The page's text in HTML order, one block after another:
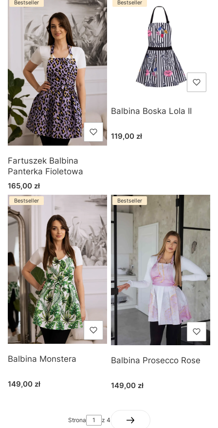
Bestseller
Fartuszek Balbina
Panterka Fioletowa
Cena
165,00 zł
Bestseller
Balbina Boska Lola II
Cena
119,00 zł
Bestseller
Balbina Monstera
Cena
149,00 zł
Bestseller
Balbina Prosecco Rose
Cena
149,00 zł
Strona z 4